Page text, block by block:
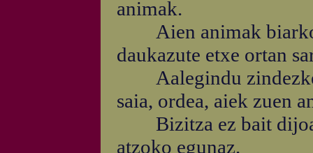
animak.
Aien animak biarko
daukazute etxe ortan
Aalegindu
saia, ordea, aiek zuen
Bizitza ez bait dijoa
atzoko egunaz.